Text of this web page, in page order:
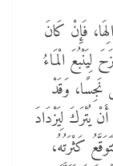
فَإِنْ كَانَ
لِيَنْبُعَ الْمَاءُ
نَجِسًا، وَقَدْ
يُتْرَكَ لِيَزْدَادَ
كَثْرَتُهُ،